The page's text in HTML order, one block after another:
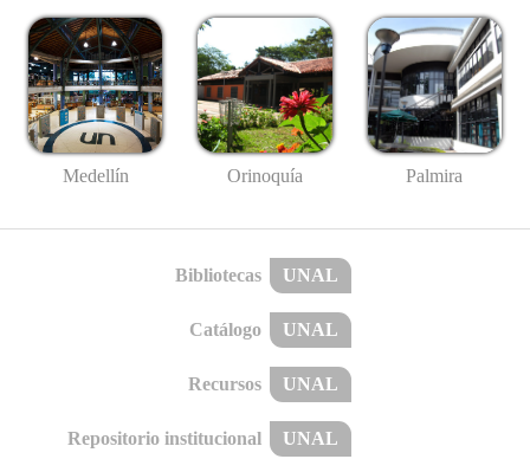
Medellín Orinoquía Palmira
Bibliotecas UNAL
Catálogo UNAL
Recursos UNAL
Repositorio institucional UNAL